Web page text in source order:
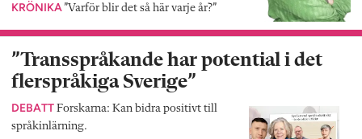
KRÖNIKA ”Varför blir det så här varje år?”
”Transspråkande har potential i det
flerspråkiga Sverige”
DEBATT Forskarna: Kan bidra positivt till
språkinlärning.